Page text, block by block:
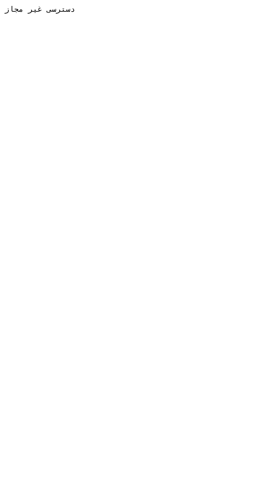
دسترسی غیر مجاز